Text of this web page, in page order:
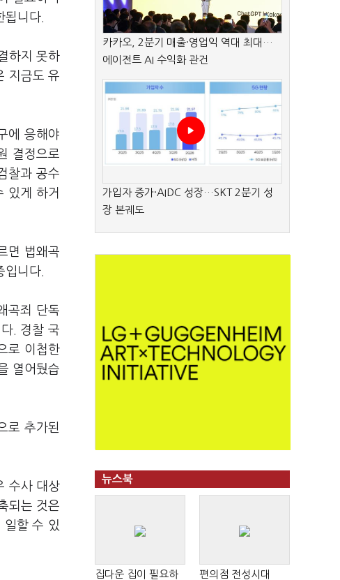
니다.
하지 못하
지금도 유
에 응해야
결정으로
찰과 공수
있게 하거
면 법왜곡
니다.
곡죄 단독
. 경찰 국
로 이첩한
열어뒀습
로 추가된
수사 대상
되는 것은
일할 수 있
카카오, 2분기 매출·영업익 역대 최대…
에이전트 AI 수익화 관건
가입자 증가·AIDC 성장…SKT 2분기 성
장 본궤도
뉴스북
집다운 집이 필요하
편의점 전성시대